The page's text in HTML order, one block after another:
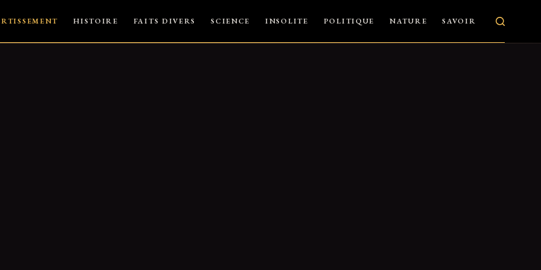
HISTOIRE FAITS DIVERS SCIENCE INSOLITE POLITIQUE NATURE SAVOIR